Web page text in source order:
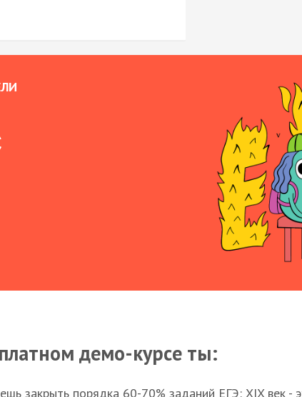
демо-курсе ты:
закрыть порядка 60-70% заданий ЕГЭ: XIX век -